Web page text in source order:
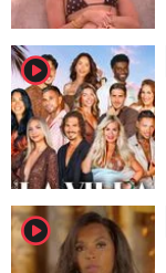
player2
player2